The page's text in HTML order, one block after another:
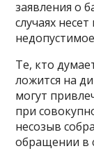
заявления о
случаях
Те, кто
ложится на
могут
при
несозыв
обращении в